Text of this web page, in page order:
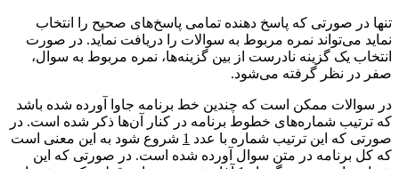
تنها در صورتی که پاسخ­ دهنده تمامی پاسخ­‌های صحیح را انتخاب
نماید می‌­تواند نمره مربوط به سوالات را دریافت نماید. در صورت
انتخاب یک گزینه نادرست از بین گزینه­‌ها، نمره مربوط به سوال،
صفر در نظر گرفته می‌شود.
در سوالات ممکن است که چندین خط برنامه جاوا آورده شده باشد
که ترتیب شماره­‌های خطوط برنامه در کنار آن‌­ها ذکر شده است. در
صورتی که این ترتیب شماره با عدد 1 شروع شود به این معنی است
که کل برنامه در متن سوال آورده شده است. در صورتی که این